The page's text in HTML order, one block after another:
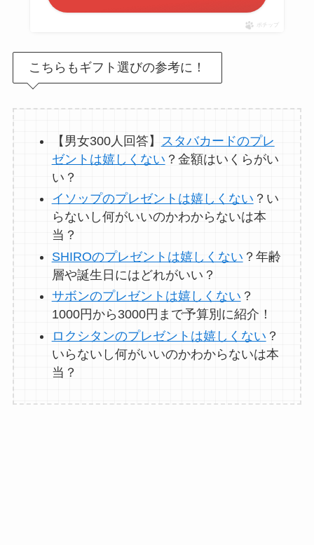
ポチップ
こちらもギフト選びの参考に！
【男女300人回答】
スタバカードのプレ
ゼントは嬉しくない ？金額はいくらがい
い？
イソップのプレゼントは嬉しくない ？い
らないし何がいいのかわからないは本
当？
SHIROのプレゼントは嬉しくない ？年齢
層や誕生日にはどれがいい？
サボンのプレゼントは嬉しくない ？
1000円から3000円まで予算別に紹介！
ロクシタンのプレゼントは嬉しくない ？
いらないし何がいいのかわからないは本
当？